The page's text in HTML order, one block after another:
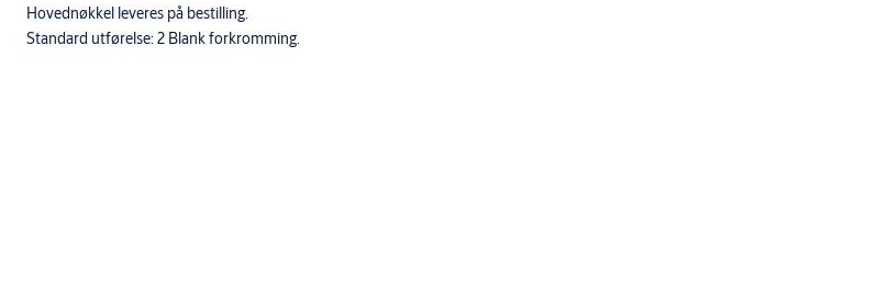
Hovednøkkel leveres på bestilling.
Standard utførelse: 2 Blank forkromming.